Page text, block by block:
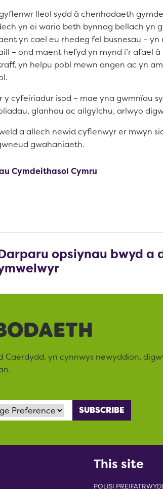
lleol sydd â chenhadaeth
yn ei wario beth bynnag bellach yn
yn cael eu rhedeg fel busnesau –
– ond maent hefyd yn mynd i’r afael
yn helpu pobl mewn angen ac yn
y cyfeiriadur isod – mae yna gwmnïau
glanhau ac ailgylchu, arlwyo
a allech newid cyflenwyr er mwyn
gwahaniaeth.
Cymdeithasol Cymru
opsiynau bwyd a
yn cynnwys newyddion,
This site
POLISI